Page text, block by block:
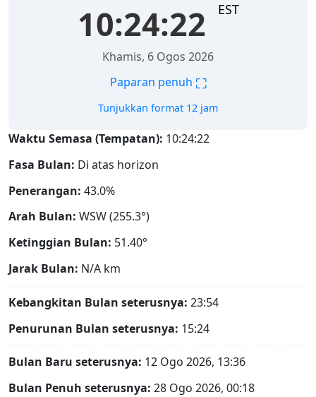
10:24:23 EST
Khamis, 6 Ogos 2026
Paparan penuh ⛶
Tunjukkan format 12 jam
Waktu Semasa (Tempatan): 10:24:23
Fasa Bulan: Di atas horizon
Penerangan: 43.0%
Arah Bulan: WSW (255.3°)
Ketinggian Bulan: 51.40°
Jarak Bulan: N/A km
Kebangkitan Bulan seterusnya: 23:54
Penurunan Bulan seterusnya: 15:24
Bulan Baru seterusnya: 12 Ogo 2026, 13:36
Bulan Penuh seterusnya: 28 Ogo 2026, 00:18